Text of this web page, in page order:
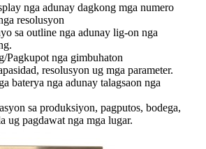
nga adunay dagkong mga numero
resolusyon
sa outline nga adunay lig-on nga
Pagkupot nga gimbuhaton
resolusyon ug mga parameter.
baterya nga adunay talagsaon nga
sa produksiyon, pagputos, bodega,
ug pagdawat nga mga lugar.